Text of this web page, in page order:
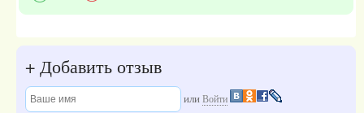
+ Добавить отзыв
илиВойти